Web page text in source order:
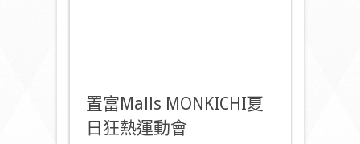
置富Malls MONKICHI夏
日狂熱運動會